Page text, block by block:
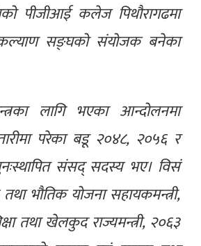
पीजीआई कलेज पिथौरागढमा
कल्याण सङ्घको संयोजक बनेका
लागि भएका आन्दोलनमा
परेका बडू २०४८, २०५६ र
संसद् सदस्य भए। विसं
भौतिक योजना सहायकमन्त्री,
तथा खेलकुद राज्यमन्त्री, २०६३